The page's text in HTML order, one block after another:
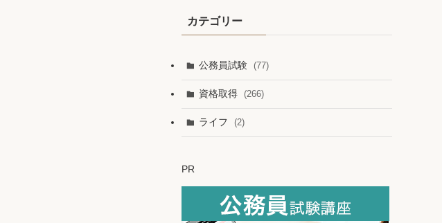
カテゴリー
公務員試験 (77)
資格取得 (266)
ライフ (2)
PR